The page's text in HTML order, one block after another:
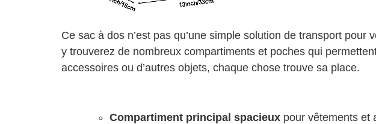
Ce sac à dos n’est pas qu’une simple solution de transport pour
y trouverez de nombreux compartiments et poches qui
accessoires ou d’autres objets, chaque chose trouve sa place.
Compartiment principal spacieux pour vêtements et